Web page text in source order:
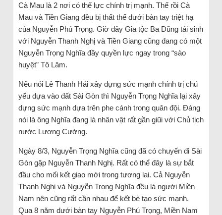
Cà Mau là 2 nơi có thế lực chính trị mạnh. Thế rồi Cà
Mau và Tiền Giang đều bị thất thế dưới bàn tay triệt hạ
của Nguyễn Phú Trọng. Giờ đây Gia tộc Ba Dũng tái sinh
với Nguyễn Thanh Nghị và Tiền Giang cũng đang có một
Nguyễn Trọng Nghĩa đầy quyền lực ngay trong “sào
huyệt” Tô Lâm.
Nếu nói Lê Thanh Hải xây dựng sức mạnh chính trị chủ
yếu dựa vào đất Sài Gòn thì Nguyễn Trọng Nghĩa lại xây
dựng sức mạnh dựa trên phe cánh trong quân đội. Đáng
nói là ông Nghĩa đang là nhân vật rất gần giũi với Chủ tịch
nước Lương Cường.
Ngày 8/3, Nguyễn Trọng Nghĩa cũng đã có chuyến đi Sài
Gòn gặp Nguyễn Thanh Nghị. Rất có thể đây là sự bắt
đầu cho mối kết giao mới trong tương lai. Cả Nguyễn
Thanh Nghị và Nguyễn Trọng Nghĩa đều là người Miền
Nam nên cũng rất cần nhau để kết bè tạo sức mạnh.
Qua 8 năm dưới bàn tay Nguyễn Phú Trọng, Miền Nam